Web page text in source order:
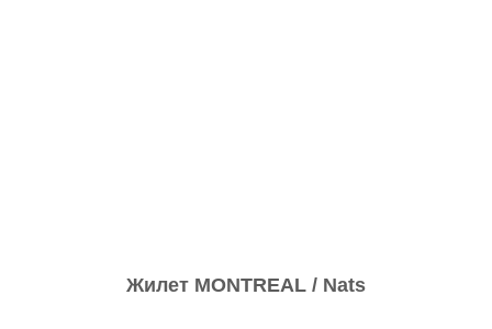
Жилет MONTREAL / Nats